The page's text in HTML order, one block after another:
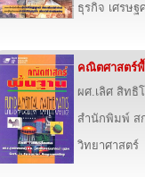
ธุรกิจ เศรษฐ
คณิตศาสตร์
ผศ.เลิศ สิทธิ
สำนักพิมพ์ ส
วิทยาศาสตร์